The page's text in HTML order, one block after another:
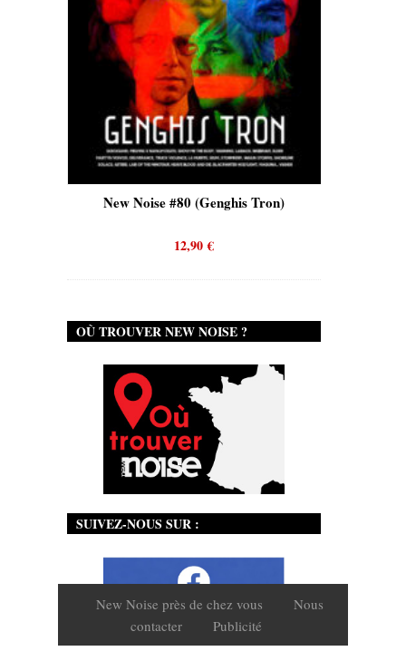
New Noise #80 (Genghis Tron)
12,90€
OÙ TROUVER NEW NOISE ?
SUIVEZ-NOUS SUR :
New Noise près de chez vous
Nous
contacter
Publicité